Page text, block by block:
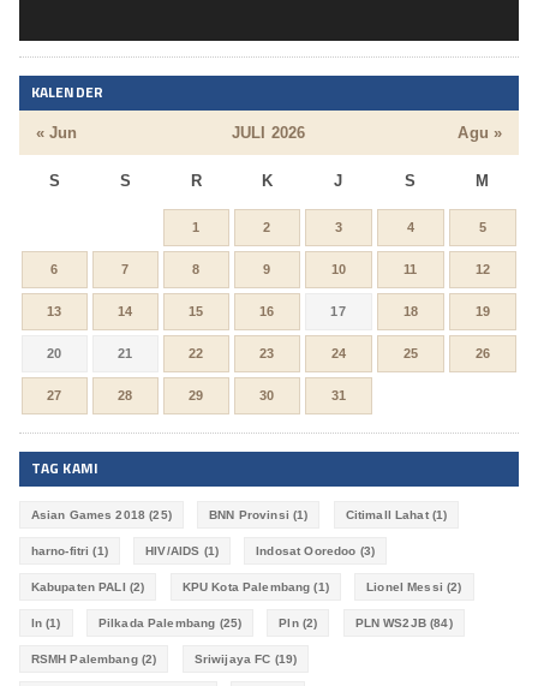
KALENDER
JULI 2026
S S R K J S M
« Jun Agu »
1 2 3 4 5
6 7 8 9 10 11 12
13 14 15 16 17 18 19
20 21 22 23 24 25 26
27 28 29 30 31
TAG KAMI
Asian Games 2018 (25) BNN Provinsi (1) Citimall Lahat(1)
harno-fitri (1) HIV/AIDS (1) Indosat Ooredoo (3)
Kabupaten PALI (2) KPU Kota Palembang (1) Lionel Messi (2)
ln (1) Pilkada Palembang (25) Pln(2) PLN WS2JB(84)
RSMH Palembang(2) Sriwijaya FC (19)